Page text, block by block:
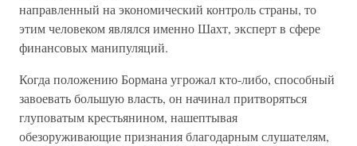
направленный на экономический контроль страны, то
этим человеком являлся именно Шахт, эксперт в сфере
финансовых манипуляций.
Когда положению Бормана угрожал кто-либо, способный
завоевать большую власть, он начинал притворяться
глуповатым крестьянином, нашептывая
обезоруживающие признания благодарным слушателям,